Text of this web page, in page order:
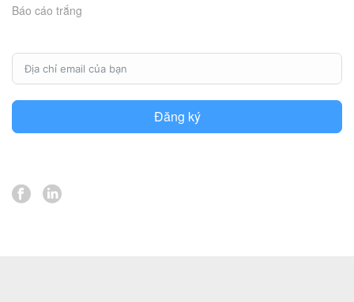
Báo cáo trắng
Đăng ký